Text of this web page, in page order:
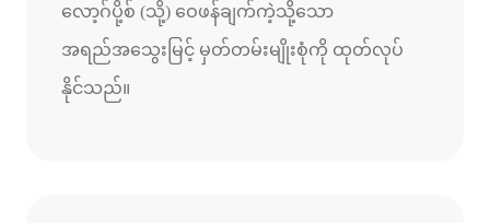
လော့ဂ်ပို့စ် (သို့) ဝေဖန်ချက်ကဲ့သို့သော
အရည်အသွေးမြင့် မှတ်တမ်းမျိုးစုံကို ထုတ်လုပ်
နိုင်သည်။